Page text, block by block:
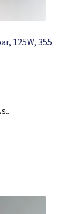
125W, 355